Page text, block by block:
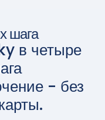
шага
в четыре
- без